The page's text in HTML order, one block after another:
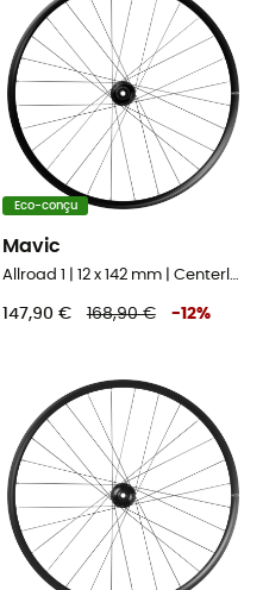
Eco-conçu
Mavic
Allroad 1 | 12 x 142 mm | Centerlock - Roue vélo arrière
147,90 € 168,90 € -12%